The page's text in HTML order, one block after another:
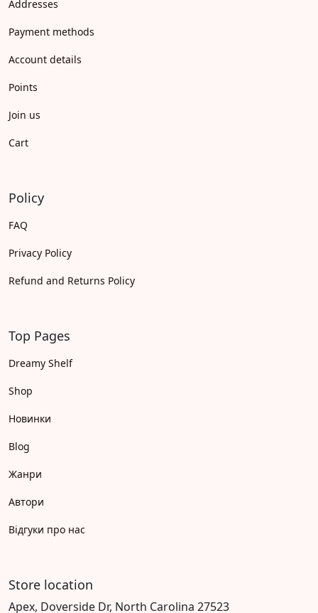
Addresses
Payment methods
Account details
Points
Join us
Cart
Policy
FAQ
Privacy Policy
Refund and Returns Policy
Top Pages
Dreamy Shelf
Shop
Новинки
Blog
Жанри
Автори
Відгуки про нас
Store location
Apex, Doverside Dr, North Carolina 27523